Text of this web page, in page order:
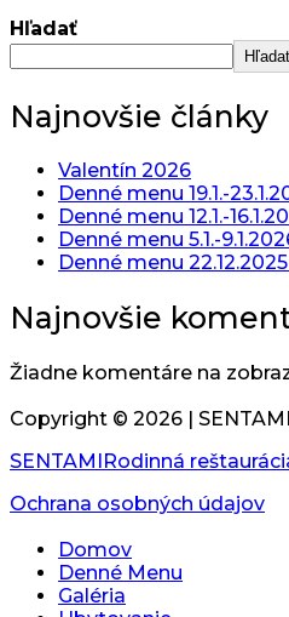
Hľadať
Najnovšie články
Valentín 2026
Denné menu 19.1.-
Denné menu 12.1.-
Denné menu 5.1.-
Denné menu
Najnovšie
Žiadne komentáre na
Copyright © 2026 | SENTAMI
SENTAMIRodinná
Ochrana osobných údajov
Domov
Denné Menu
Galéria